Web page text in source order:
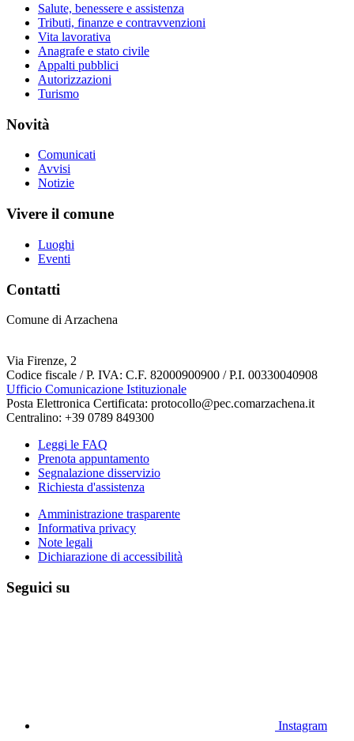
Salute, benessere e assistenza
Tributi, finanze e contravvenzioni
Vita lavorativa
Anagrafe e stato civile
Appalti pubblici
Autorizzazioni
Turismo
Novità
Comunicati
Avvisi
Notizie
Vivere il comune
Luoghi
Eventi
Contatti
Comune di Arzachena
Via Firenze, 2
Codice fiscale / P. IVA: C.F. 82000900900 / P.I. 00330040908
Ufficio Comunicazione Istituzionale
Posta Elettronica Certificata: protocollo@pec.comarzachena.it
Centralino: +39 0789 849300
Leggi le FAQ
Prenota appuntamento
Segnalazione disservizio
Richiesta d'assistenza
Amministrazione trasparente
Informativa privacy
Note legali
Dichiarazione di accessibilità
Seguici su
Instagram